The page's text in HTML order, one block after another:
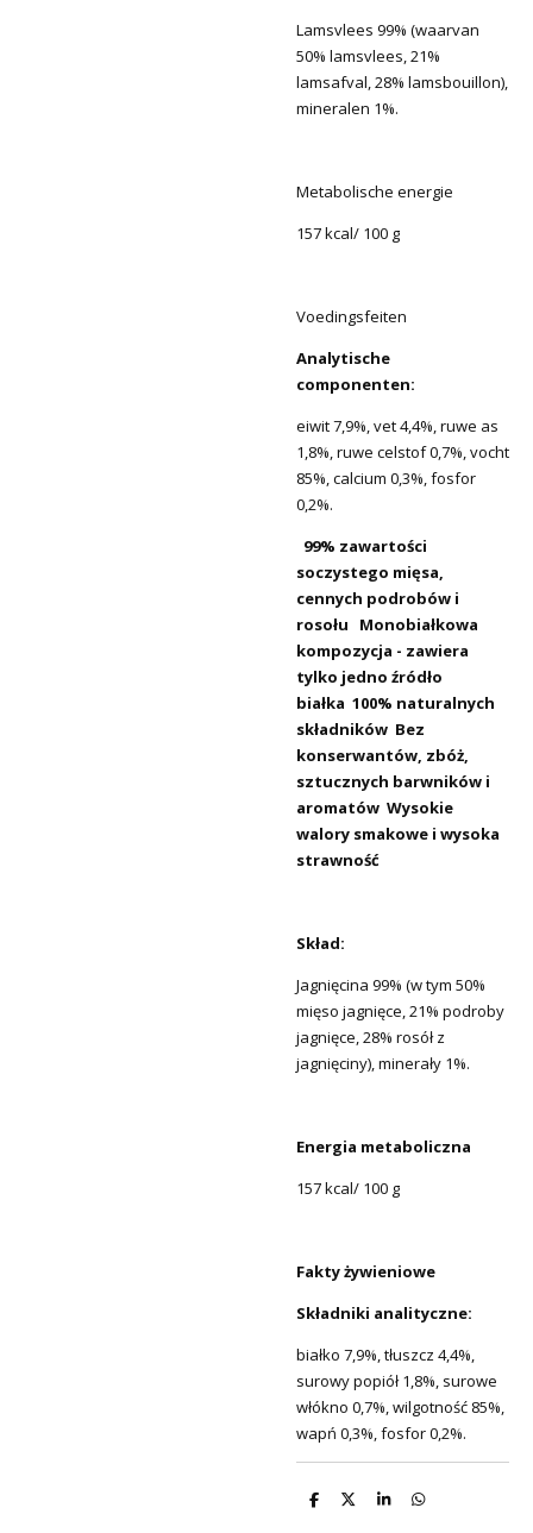
Lamsvlees 99% (waarvan
50% lamsvlees, 21%
lamsafval, 28% lamsbouillon),
mineralen 1%.
Metabolische energie
157 kcal/ 100 g
Voedingsfeiten
Analytische
componenten:
eiwit 7,9%, vet 4,4%, ruwe as
1,8%, ruwe celstof 0,7%, vocht
85%, calcium 0,3%, fosfor
0,2%.
99% zawartości
soczystego mięsa,
cennych podrobów i
rosołu
Monobiałkowa
kompozycja - zawiera
tylko jedno źródło
białka 100% naturalnych
składników Bez
konserwantów, zbóż,
sztucznych barwników i
aromatów Wysokie
walory smakowe i wysoka
strawność
Skład:
Jagnięcina 99% (w tym 50%
mięso jagnięce, 21% podroby
jagnięce, 28% rosół z
jagnięciny), minerały 1%.
Energia metaboliczna
157 kcal/ 100 g
Fakty żywieniowe
Składniki analityczne:
białko 7,9%, tłuszcz 4,4%,
surowy popiół 1,8%, surowe
włókno 0,7%, wilgotność 85%,
wapń 0,3%, fosfor 0,2%.
D
D
S
D